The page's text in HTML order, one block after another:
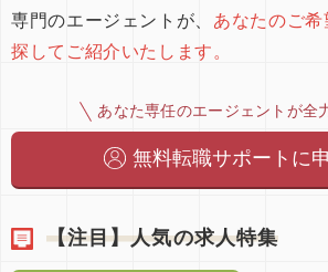
専門のエージェントが、 あなたのご
探してご紹介いたします。
あなた専任のエージェントが全
無料転職サポートに
【注目】人気の求人特集